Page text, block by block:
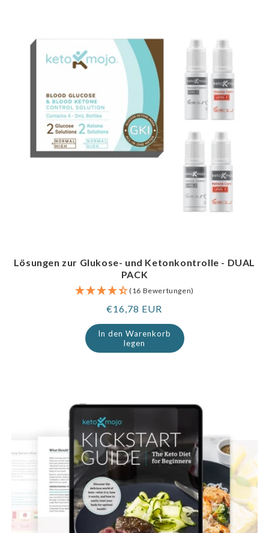
Lösungen zur Glukose- und Ketonkontrolle - DUAL
PACK
(16 Bewertungen)
Regulärer
Preis
€16,78 EUR
In den Warenkorb
legen